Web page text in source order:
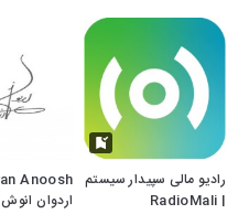
رادیو مالی سپیدار سیستم
| RadioMali
اردوان انوش